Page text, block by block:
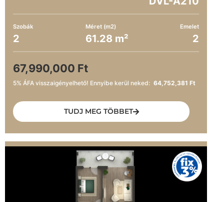
Szobák
2
Méret (m2)
61.28 m²
Emelet
2
67,990,000 Ft
5% ÁFA visszaigényelhető! Ennyibe kerül neked: 64,752,381 Ft
TUDJ MEG TÖBBET